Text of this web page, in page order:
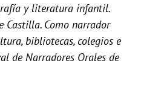
y literatura infantil.
Castilla. Como narrador
bibliotecas, colegios e
de Narradores Orales de